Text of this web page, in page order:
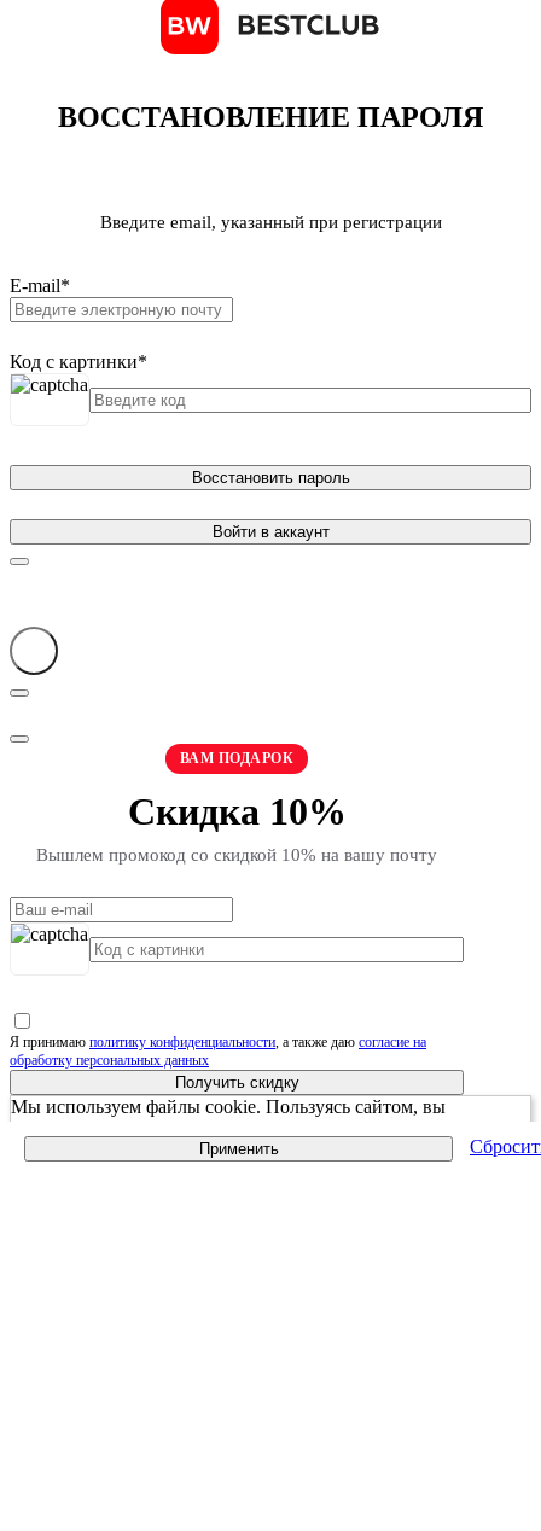
Применить
ВОССТАНОВЛЕНИЕ ПАРОЛЯ
Введите email, указанный при регистрации
E-mail*
Код с картинки*
Восстановить пароль
Войти в аккаунт
ВАМ ПОДАРОК
Скидка 10%
Вышлем промокод со скидкой 10% на вашу почту
Я принимаю политику конфиденциальности, а также даю согласие на
обработку персональных данных
Получить скидку
Мы используем файлы cookie. Пользуясь сайтом, вы